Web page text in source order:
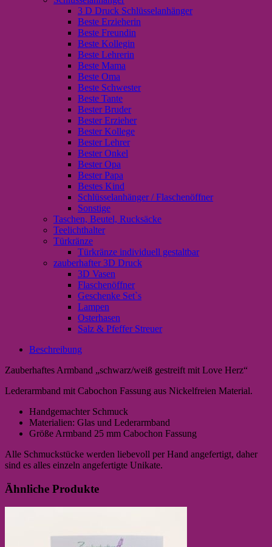
3 D Druck Schlüsselanhänger
Beste Erzieherin
Beste Freundin
Beste Kollegin
Beste Lehrerin
Beste Mama
Beste Oma
Beste Schwester
Beste Tante
Bester Bruder
Bester Erzieher
Bester Kollege
Bester Lehrer
Bester Onkel
Bester Opa
Bester Papa
Bestes Kind
Schlüsselanhänger / Flaschenöffner
Sonstige
Taschen, Beutel, Rucksäcke
Teelichthalter
Türkränze
Türkränze individuell gestaltbar
zauberhafter 3D Druck
3D Vasen
Flaschenöffner
Geschenke Set`s
Lampen
Osterhasen
Salz & Pfeffer Streuer
Beschreibung
Zauberhaftes Armband „schwarz/weiß gestreift mit Love Herz“
Lederarmband mit Cabochon Fassung aus Nickelfreien Material.
Handgemachter Schmuck
Materialien: Glas und Lederarmband
Größe Armband 25 mm Cabochon Fassung
Alle Schmuckstücke werden liebevoll per Hand angefertigt, daher
sind es alles einzeln angefertigte Unikate.
Ähnliche Produkte